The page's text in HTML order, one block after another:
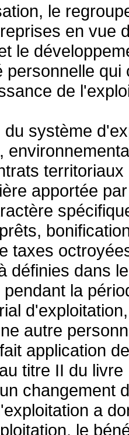
le
en vue
le
personnelle
de
du système
apportée
taxes
définies dans
la
autre
application
titre II du
changement
a
le